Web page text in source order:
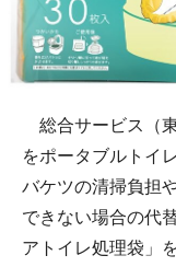
総合サービス（
をポータブルトイ
バケツの清掃負担
できない場合の代
アトイレ処理袋」